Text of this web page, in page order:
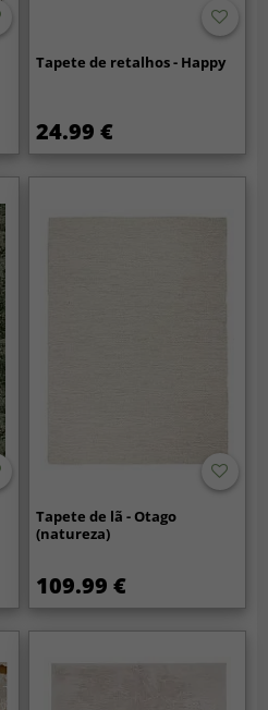
Tapete de retalhos - Happy
24.99 €
Tapete de lã - Otago
(natureza)
109.99 €